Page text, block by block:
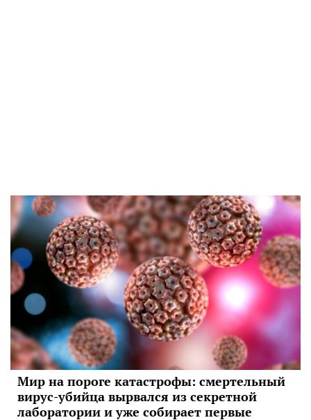
Мир на пороге катастрофы: смертельный
вирус-убийца вырвался из секретной
лаборатории и уже собирает первые